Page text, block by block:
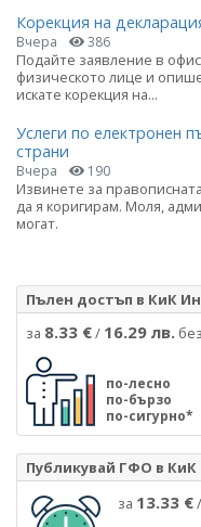
Корекция на
Вчера 386
Подайте заявление в
физическото лице и
искате корекция на...
Услеги по електронен
страни
Вчера 190
Извинете за
да я коригирам. Моля,
могат.
Пълен достъп в КиК
за 8.33 €/ 16.29 лв.
по-лесно
по-бързо
по-сигурно*
Публикувай ГФО в
за 13.33 €/